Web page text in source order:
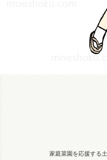
家庭菜園を応援する